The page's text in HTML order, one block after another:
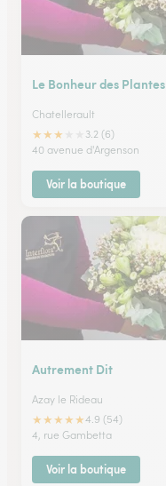
Le Bonheur des Plantes
Chatellerault
★★★
3.2 (6)
40 avenue d'Argenson
Voir la boutique
Autrement Dit
Azay le Rideau
★★★★★4.9 (54)
4, rue Gambetta
Voir la boutique